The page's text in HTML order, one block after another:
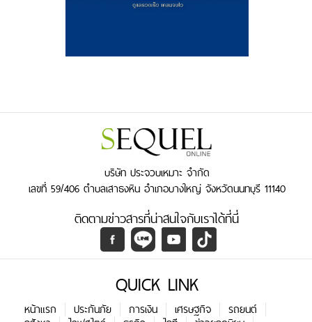
บริษัท ประจวบเหมาะ จำกัด
เลขที่ 59/406 ตำบลเสาธงหิน อำเภอบางใหญ่ จังหวัดนนทบุรี 11140
ติดตามข่าวสารที่น่าสนใจกับเราได้ที่นี่
QUICK LINK
หน้าแรก ประกันภัย การเงิน เศรษฐกิจ
รถยนต์